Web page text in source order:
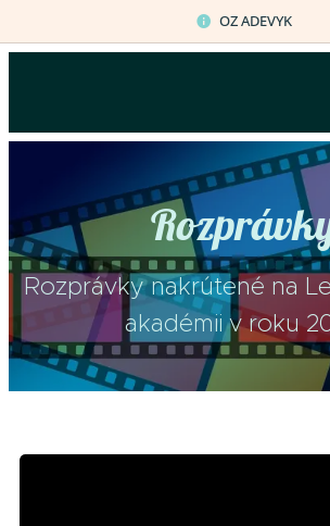
OZ ADEVYK
Rozprávky nakrútené na
akadémii v roku